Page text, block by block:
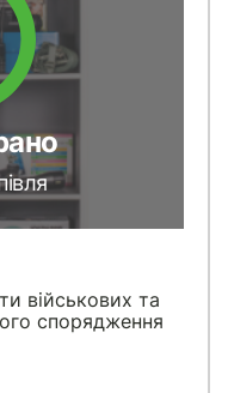
військових та
спорядження